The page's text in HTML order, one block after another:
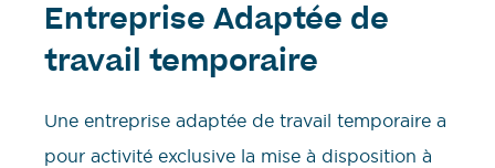
Entreprise Adaptée de
travail temporaire
Une entreprise adaptée de travail temporaire a
pour activité exclusive la mise à disposition à